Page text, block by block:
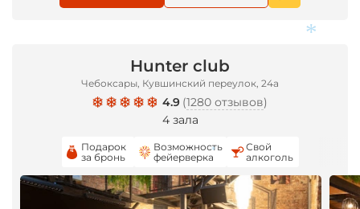
Hunter club
Чебоксары, Кувшинский переулок, 24а
4.9 (1280 отзывов)
4 зала
Подарок
за бронь
Возможность
фейерверка
Свой
алкоголь
*